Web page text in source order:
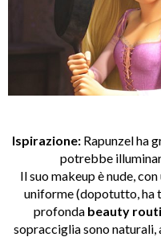
Ispirazione:Rapunzel ha
potrebbe
Il suo makeup è nude,
uniforme (dopotutto, ha
profonda beauty
sopracciglia sono